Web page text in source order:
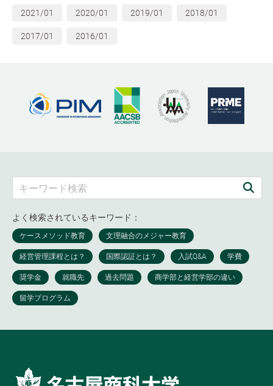
2021/01 2020/01 2019/01 2018/01
2017/01 2016/01
よく検索されているキーワード：